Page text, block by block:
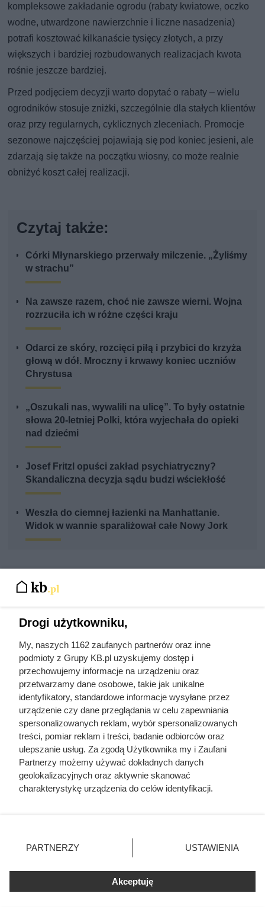
kompleksowe zakładanie ogrodu (rabaty kwiatowe, oczko
wodne, utwardzone nawierzchnie i liczne nasadzenia)
potrafi kosztować kilkanaście tysięcy złotych, a przy
większych i bardziej rozbudowanych realizacjach kwota
rośnie jeszcze bardziej.
Przed podjęciem decyzji warto dopytać o rabaty – wielu
ogrodników stosuje zniżki, szczególnie dla stałych klientów
oraz przy regularnych, cyklicznych zleceniach. Promocje
sezonowe najczęściej pojawiają się pod koniec jesieni, ale
zdarzają się także na początku wiosny, co może realnie
obniżyć koszt całej realizacji.
Czytaj także:
Córki Młynarskiego przerwały milczenie. „Żyliśmy
w strachu”
Na zawsze razem, choć nie zawsze wierni. Wojna
rozrzuciła ich w różne części kraju
Odarci ze skóry, rozcięci piłą i przybici do krzyża
głową w dół. Mroczny i krwawy koniec uczniów
Chrystusa
„Oszukali nas, wywalili na ulicę”. To były ostatnie
słowa 20-letniej Polki, która wyjechała do opieki
nad dziećmi
Josef Fritzl opuści zakład psychiatryczny?
Skandaliczna decyzja sądu budzi wściekłość
Weszła do ciemnej łazienki na Manhattanie.
Widok w wannie sparaliżował całe Nowy Jork
Doprowadził do śmierci większej
liczby ludzi niż Hitler i Stalin
razem wzięci. Mimo to czczą go
Drogi użytkowniku,
My, naszych 1162 zaufanych partnerów oraz inne
podmioty z Grupy KB.pl uzyskujemy dostęp i
przechowujemy informacje na urządzeniu oraz
przetwarzamy dane osobowe, takie jak unikalne
identyfikatory, standardowe informacje wysyłane przez
urządzenie czy dane przeglądania w celu zapewniania
spersonalizowanych reklam, wybór spersonalizowanych
treści, pomiar reklam i treści, badanie odbiorców oraz
ulepszanie usług. Za zgodą Użytkownika my i Zaufani
Partnerzy możemy używać dokładnych danych
geolokalizacyjnych oraz aktywnie skanować
charakterystykę urządzenia do celów identyfikacji.
zmienić/wycofać klikając przycisk ustawień prywatności
znajdujący się w lewym dolnym rogu strony. Niektóre
użytkownika, ale masz prawo sprzeciwić się takiemu
przetwarzaniu. Preferencje będą miały zastosowania tylko
PARTNERZY USTAWIENIA
Akceptuję